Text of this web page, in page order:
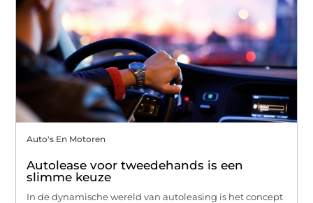
Auto's En Motoren
Autolease voor tweedehands is een
slimme keuze
In de dynamische wereld van autoleasing is het concept